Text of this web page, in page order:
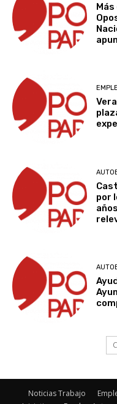
por
Noticias Trabajo